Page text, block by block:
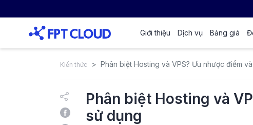
Giới thiệu Dịch vụ Bảng giá
Kiến thức Phân biệt Hosting và VPS? Ưu nhược điểm
Phân biệt Hosting và
sử dụng